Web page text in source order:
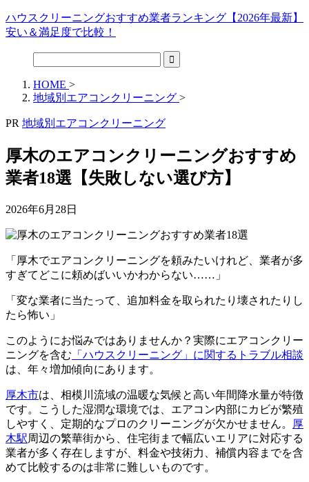
ハウスクリーニングおすすめ業者ランキング【2026年最新】
安い＆満足度で比較！
HOME >
地域別エアコンクリーニング >
PR 地域別エアコンクリーニング
厚木のエアコンクリーニングおすすめ
業者18選【失敗しない選び方】
2026年6月28日
「厚木でエアコンクリーニングを頼みたいけれど、業者が多
すぎてどこに頼めばいいかわからない……」
「変な業者に当たって、追加料金を取られたり壊されたりし
たら怖い」
このようにお悩みではありませんか？実際にエアコンクリー
ニングを含む 「ハウスクリーニング」に関するトラブル相談
は、年々増加傾向にあります。
厚木市は、相模川流域の温暖な気候と高い年間降水量が特徴
です。こうした湿潤な環境では、エアコン内部にカビが繁殖
しやすく、定期的なプロのクリーニングが欠かせません。
厚
木駅周辺の繁華街から、住宅街まで幅広いエリアに対応する
業者が多く存在しますが、料金や技術力、補償内容までを含
めて比較するのは非常に難しいものです。